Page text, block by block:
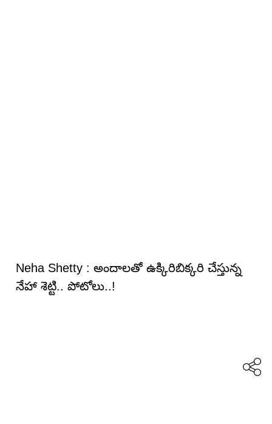
Neha Shetty : అందాల‌తో ఉక్కిరిబిక్క‌రి చేస్తున్న
నేహా శెట్టి.. పోటోలు..!